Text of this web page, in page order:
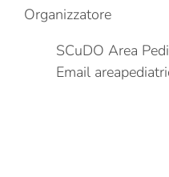
Organizzatore
SCuDO Area
Email